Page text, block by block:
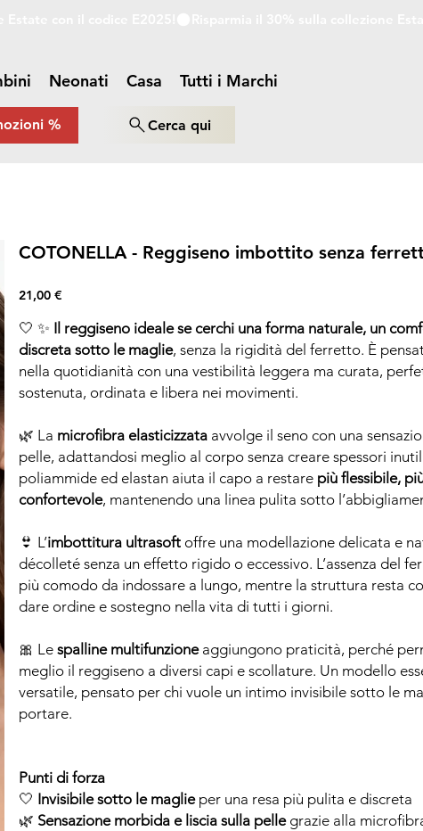
Neonati Casa
Tutti i Marchi
Cerca qui
%
COTONELLA - Reggiseno imbottito senza
Prezzo
21,00 €
🤍 ✨ Il reggiseno ideale se cerchi una forma naturale, un
discreta sotto le maglie, senza la rigidità del ferretto. È
nella quotidianità con una vestibilità leggera ma curata,
sostenuta, ordinata e libera nei movimenti.
🌿 La microfibra elasticizzata avvolge il seno con una
pelle, adattandosi meglio al corpo senza creare spessori
poliammide ed elastan aiuta il capo a restare più flessibile,
confortevole, mantenendo una linea pulita sotto
👙 L’imbottitura ultrasoft offre una modellazione delicata e
décolleté senza un effetto rigido o eccessivo. L’assenza del
più comodo da indossare a lungo, mentre la struttura resta
dare ordine e sostegno nella vita di tutti i giorni.
🎀 Le spalline multifunzioneaggiungono praticità, perché
meglio il reggiseno a diversi capi e scollature. Un modello
versatile, pensato per chi vuole un intimo invisibile sotto le
portare.
Punti di forza
🤍 Invisibile sotto le maglieper una resa più pulita e discreta
🌿 Sensazione morbida e liscia sulla pellegrazie alla